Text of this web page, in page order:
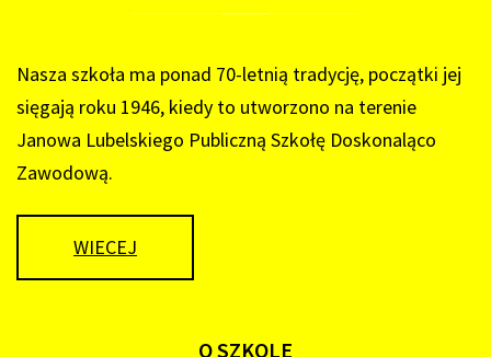
Nasza szkoła ma ponad 70-letnią tradycję, początki jej
sięgają roku 1946, kiedy to utworzono na terenie
Janowa Lubelskiego Publiczną Szkołę Doskonaląco
Zawodową.
WIECEJ
OSZKOLE